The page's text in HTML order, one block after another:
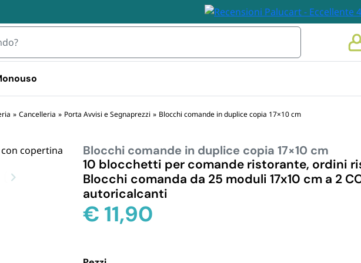
STOVIGLIE MONOUSO
PLASTICA
Bicchieri plastica e kristal
usa e getta
STOVIGLIE
BIODEGRADABILI
Piatti e Bicchieri
» Cancelleria » Porta Avvisi e Segnaprezzi » Blocchi comande in duplice copia 17×10 cm
Blocchi comande in duplice copia 17×10 cm
10 blocchetti per comande ristorante, ordini
Blocchi comanda da 25 moduli 17x10 cm a 2
autoricalcanti
€ 11,90